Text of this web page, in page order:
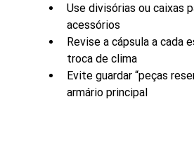
Use divisórias ou caixas
acessórios
Revise a cápsula a cada
troca de clima
Evite guardar “peças
armário principal